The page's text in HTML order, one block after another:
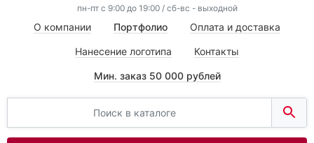
пн-пт с 9:00 до 19:00 / сб-вс - выходной
О компании Портфолио Оплата и доставка
Нанесение логотипа Контакты
Мин. заказ 50 000 рублей